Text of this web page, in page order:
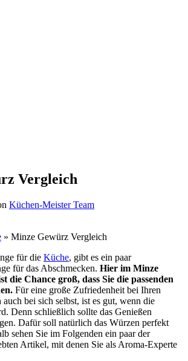
Vergleich
Küchen-Meister Team
» Minze Gewürz Vergleich
für die Küche, gibt es ein paar
für das Abschmecken. Hier im Minze
die Chance groß, dass Sie die passenden
Für eine große Zufriedenheit bei Ihren
bei sich selbst, ist es gut, wenn die
Denn schließlich sollte das Genießen
Dafür soll natürlich das Würzen perfekt
sehen Sie im Folgenden ein paar der
Artikel, mit denen Sie als Aroma-Experte